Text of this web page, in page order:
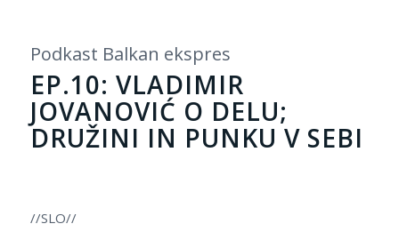
Podkast Balkan ekspres
EP.10: VLADIMIR
JOVANOVIĆ O DELU;
DRUŽINI IN PUNKU V SEBI
//SLO//